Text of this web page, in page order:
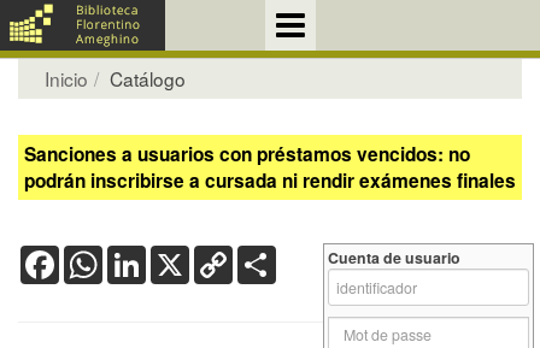
Inicio Catálogo
Sanciones a usuarios con préstamos vencidos: no
podrán inscribirse a cursada ni rendir exámenes finales
FacebookWhatsApp
LinkedIn
X Copy
Link
Cuenta de usuario